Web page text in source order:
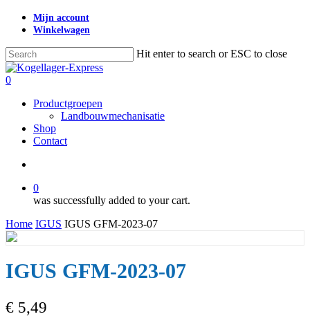
Skip
content
Mijn account
Winkelwagen
Hit enter to search or ESC to close
Close
Search
search
0
Productgroepen
Landbouwmechanisatie
Shop
Contact
0
was successfully added to your cart.
Home IGUS IGUS GFM-2023-07
IGUS GFM-2023-07
€ 5,49